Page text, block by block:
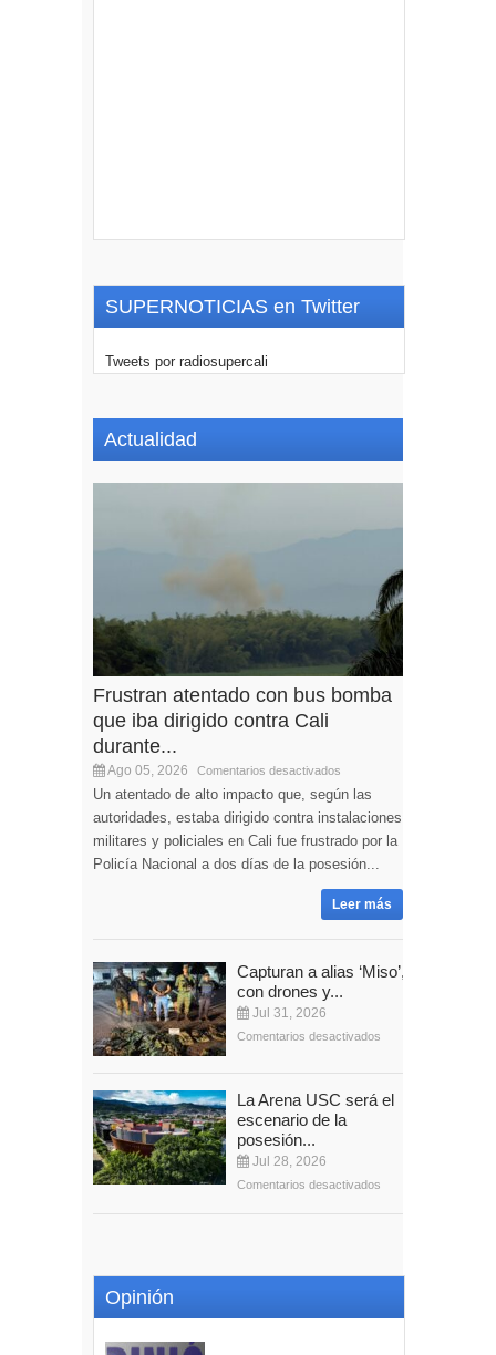
SUPERNOTICIAS en Twitter
Tweets por radiosupercali
Actualidad
Frustran atentado con bus bomba
que iba dirigido contra Cali
durante...
Ago 05, 2026 Comentarios desactivados
Un atentado de alto impacto que, según las
autoridades, estaba dirigido contra instalaciones
militares y policiales en Cali fue frustrado por la
Policía Nacional a dos días de la posesión...
Leer más
Capturan a alias ‘Miso’,
con drones y...
Jul 31, 2026
Comentarios desactivados
La Arena USC será el
escenario de la
posesión...
Jul 28, 2026
Comentarios desactivados
Opinión